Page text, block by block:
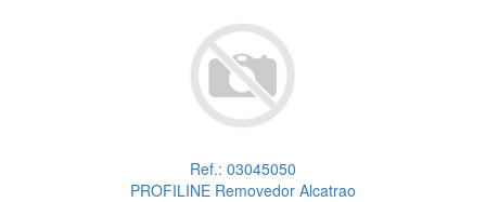
Ref.: 03045050
PROFILINE Removedor Alcatrao